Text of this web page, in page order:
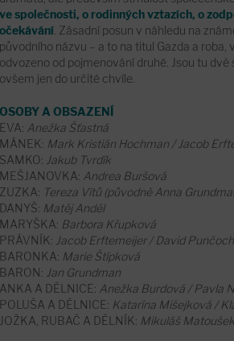
ve společnosti, o rodinných vztazích, o
očekávání. Zásadní posun v náhledu na
původního názvu – a to na titul Gazda a roba,
odvozeno od pojmenování druhé. Jsou tu
ovšem jen do určité chvíle.
OSOBY A OBSAZENÍ
EVA: Anežka Šťastná
MÁNEK: Mark Kristián Hochman / Jacob
SAMKO: Jakub Tvrdík
MEŠJANOVKA: Andrea Buršová
ZUZKA: Tereza Vítů (původně Anna
DANYŠ: Matěj Anděl
MARYŠKA: Barbora Křupková
PRÁVNÍK: Jacob Erftemeijer / David
BARONKA: Marie Štípková
BARON: Jan Grundman
ANKA A DĚLNICE: Anežka Burdová / Pavla
POLUŠA A DĚLNICE: Katarína Mišejková /
JOŽKA, RUBAČ A DĚLNÍK: Mikuláš